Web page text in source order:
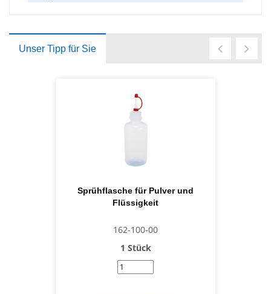
Unser Tipp für Sie
Sprühflasche für Pulver und
Flüssigkeit
162-100-00
1 Stück